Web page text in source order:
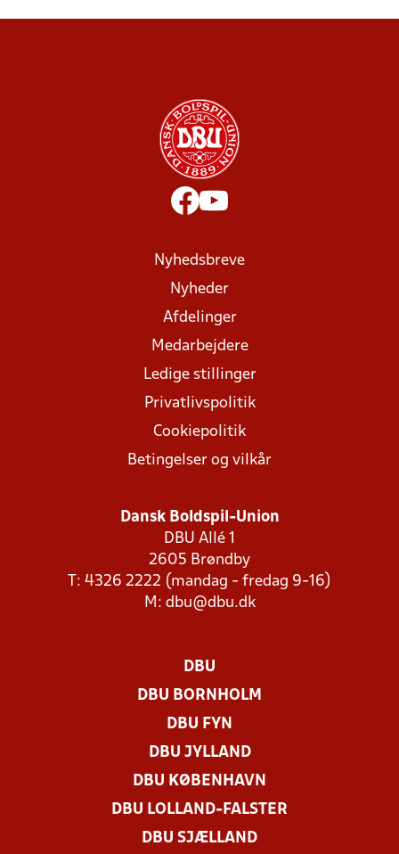
Nyhedsbreve
Nyheder
Afdelinger
Medarbejdere
Ledige stillinger
Privatlivspolitik
Cookiepolitik
Betingelser og vilkår
Dansk Boldspil-Union
DBU Allé 1
2605 Brøndby
T: 4326 2222 (mandag - fredag 9-16)
M: dbu@dbu.dk
DBU
DBU BORNHOLM
DBU FYN
DBU JYLLAND
DBU KØBENHAVN
DBU LOLLAND-FALSTER
DBU SJÆLLAND